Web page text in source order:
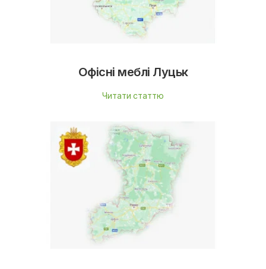
Офісні меблі Луцьк
Читати статтю